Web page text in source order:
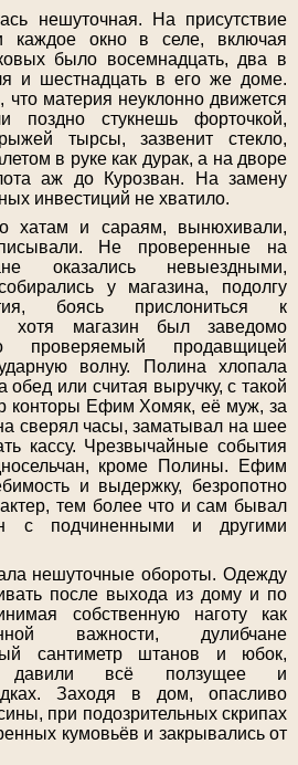
нешуточная. На присутствие
каждое окно в селе, включая
было восемнадцать, два в
и шестнадцать в его же доме.
материя неуклонно движется
поздно стукнешь форточкой,
тырсы, зазвенит стекло,
в руке как дурак, а на дворе
аж до Курозван. На замену
инвестиций не хватило.
хатам и сараям, вынюхивали,
Не проверенные на
оказались невыездными,
у магазина, подолгу
боясь прислониться к
хотя магазин был заведомо
проверяемый продавщицей
волну. Полина хлопала
обед или считая выручку, с такой
конторы Ефим Хомяк, её муж, за
сверял часы, заматывал на шее
кассу. Чрезвычайные события
кроме Полины. Ефим
и выдержку, безропотно
тем более что и сам бывал
с подчиненными и другими
нешуточные обороты. Одежду
после выхода из дому и по
собственную наготу как
важности, дулибчане
сантиметр штанов и юбок,
давили всё ползущее и
Заходя в дом, опасливо
при подозрительных скрипах
кумовьёв и закрывались от